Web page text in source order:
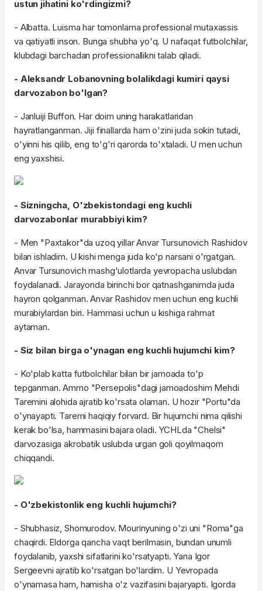
ustun jihatini ko'rdingizmi?
- Albatta. Luisma har tomonlama professional mutaxassis
va qatiyatli inson. Bunga shubha yo'q. U nafaqat futbolchilar,
klubdagi barchadan professionallikni talab qiladi.
- Aleksandr Lobanovning bolalikdagi kumiri qaysi
darvozabon bo'lgan?
- Janluiji Buffon. Har doim uning harakatlaridan
hayratlanganman. Jiji finallarda ham o'zini juda sokin tutadi,
o'yinni his qilib, eng to'g'ri qarorda to'xtaladi. U men uchun
eng yaxshisi.
- Sizningcha, O'zbekistondagi eng kuchli
darvozabonlar murabbiyi kim?
- Men "Paxtakor"da uzoq yillar Anvar Tursunovich Rashidov
bilan ishladim. U kishi menga juda ko'p narsani o'rgatgan.
Anvar Tursunovich mashg'ulotlarda yevropacha uslubdan
foydalanadi. Jarayonda birinchi bor qatnashganimda juda
hayron qolganman. Anvar Rashidov men uchun eng kuchli
murabiylardan biri. Hammasi uchun u kishiga rahmat
aytaman.
- Siz bilan birga o'ynagan eng kuchli hujumchi kim?
- Ko'plab katta futbolchilar bilan bir jamoada to'p
tepganman. Ammo "Persepolis"dagi jamoadoshim Mehdi
Taremini alohida ajratib ko'rsata olaman. U hozir "Portu"da
o'ynayapti. Taremi haqiqiy forvard. Bir hujumchi nima qilishi
kerak bo'lsa, hammasini bajara oladi. YCHLda "Chelsi"
darvozasiga akrobatik uslubda urgan goli qoyilmaqom
chiqqandi.
- O'zbekistonlik eng kuchli hujumchi?
- Shubhasiz, Shomurodov. Mourinyuning o'zi uni "Roma"ga
chaqirdi. Eldorga qancha vaqt berilmasin, bundan unumli
foydalanib, yaxshi sifatlarini ko'rsatyapti. Yana Igor
Sergeevni ajratib ko'rsatgan bo'lardim. U Yevropada
o'ynamasa ham, hamisha o'z vazifasini bajaryapti. Igorda